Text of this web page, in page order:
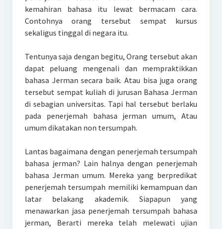
kemahiran bahasa itu lewat bermacam cara.
Contohnya orang tersebut sempat kursus
sekaligus tinggal di negara itu.
Tentunya saja dengan begitu, Orang tersebut akan
dapat peluang mengenali dan mempraktikkan
bahasa Jerman secara baik. Atau bisa juga orang
tersebut sempat kuliah di jurusan Bahasa Jerman
di sebagian universitas. Tapi hal tersebut berlaku
pada penerjemah bahasa jerman umum, Atau
umum dikatakan non tersumpah.
Lantas bagaimana dengan penerjemah tersumpah
bahasa jerman? Lain halnya dengan penerjemah
bahasa Jerman umum. Mereka yang berpredikat
penerjemah tersumpah memiliki kemampuan dan
latar belakang akademik. Siapapun yang
menawarkan jasa penerjemah tersumpah bahasa
jerman, Berarti mereka telah melewati ujian